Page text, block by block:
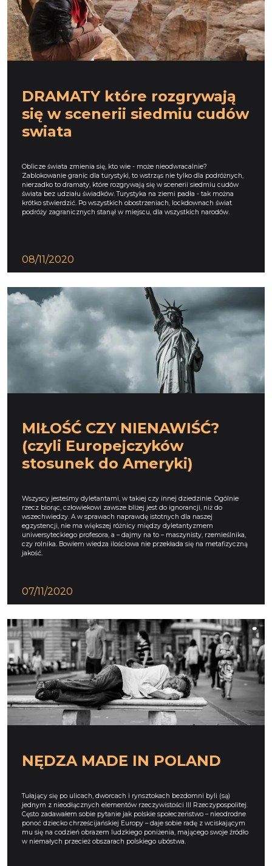
DRAMATY które rozgrywają
się w scenerii siedmiu cudów
swiata
Oblicze świata zmienia się, kto wie - może nieodwracalnie?
Zablokowanie granic dla turystyki, to wstrząs nie tylko dla podróżnych,
nierzadko to dramaty, które rozgrywają się w scenerii siedmiu cudów
świata bez udziału świadków. Turystyka na ziemi padła - tak można
krótko stwierdzić. Po wszystkich obostrzeniach, lockdownach świat
podróży zagranicznych stanął w miejscu, dla wszystkich narodów.
08/11/2020
MIŁOŚĆ CZY NIENAWIŚĆ?
(czyli Europejczyków
stosunek do Ameryki)
Wszyscy jesteśmy dyletantami, w takiej czy innej dziedzinie. Ogólnie
rzecz biorąc, człowiekowi zawsze bliżej jest do ignorancji, niż do
wszechwiedzy. A w sprawach naprawdę istotnych dla naszej
egzystencji, nie ma większej różnicy między dyletantyzmem
uniwersyteckiego profesora, a – dajmy na to – maszynisty, rzemieślnika,
czy rolnika. Bowiem wiedza ilościowa nie przekłada się na metafizyczną
jakość.
07/11/2020
NĘDZA MADE IN POLAND
Tułający się po ulicach, dworcach i rynsztokach bezdomni byli (są)
jednym z nieodłącznych elementów rzeczywistości III Rzeczypospolitej.
Cęsto zadawałem sobie pytanie jak polskie społeczeństwo – nieodrodne
ponoć dziecko chrześcijańskiej Europy – daje sobie radę z wciskającym
mu się na codzień obrazem ludzkiego poniżenia, mającego swoje źródło
w niemałych przecież obszarach polskiego ubóstwa.